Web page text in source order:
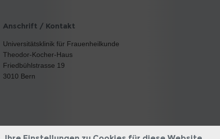
Anschrift / Kontakt
Universitätsklinik für Frauenheilkunde
Theodor-Kocher-Haus
Friedbühlstrasse 19
3010 Bern